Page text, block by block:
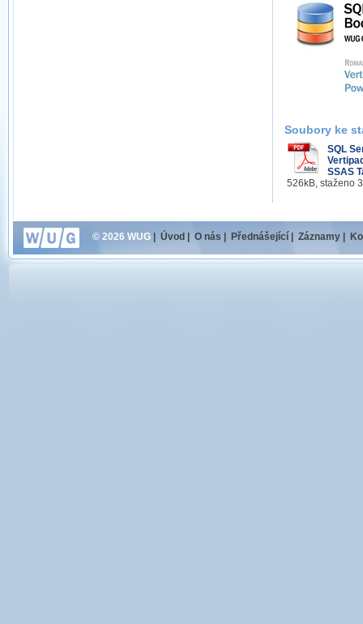
Soubory ke
SQL
SSAS
526kB, staženo
© 2026 WUG Úvod O nás Přednášející Záznamy